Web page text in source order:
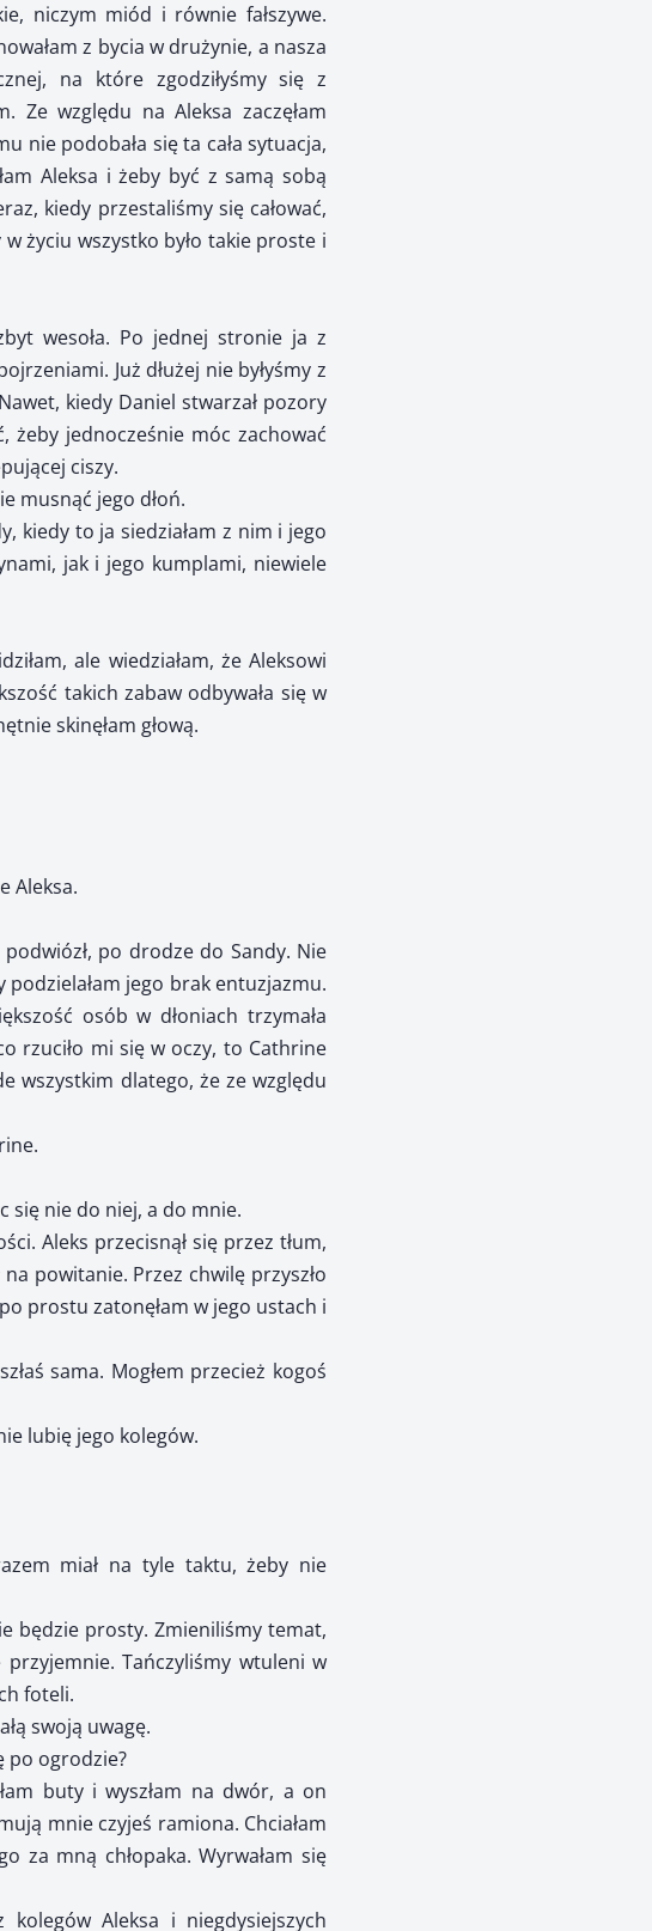
niczym miód i równie fałszywe.
z bycia w drużynie, a nasza
na które zgodziłyśmy się z
Ze względu na Aleksa zaczęłam
nie podobała się ta cała sytuacja,
Aleksa i żeby być z samą sobą
kiedy przestaliśmy się całować,
życiu wszystko było takie proste i
wesoła. Po jednej stronie ja z
Już dłużej nie byłyśmy z
kiedy Daniel stwarzał pozory
żeby jednocześnie móc zachować
ciszy.
musnąć jego dłoń.
kiedy to ja siedziałam z nim i jego
jak i jego kumplami, niewiele
ale wiedziałam, że Aleksowi
takich zabaw odbywała się w
skinęłam głową.
Aleksa.
po drodze do Sandy. Nie
jego brak entuzjazmu.
osób w dłoniach trzymała
rzuciło mi się w oczy, to Cathrine
wszystkim dlatego, że ze względu
się nie do niej, a do mnie.
Aleks przecisnął się przez tłum,
powitanie. Przez chwilę przyszło
prostu zatonęłam w jego ustach i
sama. Mogłem przecież kogoś
lubię jego kolegów.
miał na tyle taktu, żeby nie
będzie prosty. Zmieniliśmy temat,
przyjemnie. Tańczyliśmy wtuleni w
foteli.
swoją uwagę.
po ogrodzie?
buty i wyszłam na dwór, a on
mnie czyjeś ramiona. Chciałam
za mną chłopaka. Wyrwałam się
Aleksa i niegdysiejszych